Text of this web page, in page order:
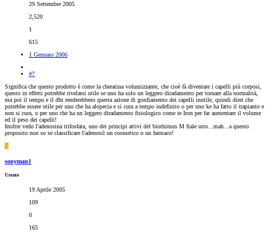
29 Settembre 2005
2,520
1
615
1 Gennaio 2006
#7
Significa che questo prodotto è come la cheratina volumizzante, che cioè fà diventare i capelli più corposi,
questo in effetti potrebbe rivelarsi utile se uno ha solo un leggero diradamento per tornare alla normalità,
ma poi il tempo e il dht renderebbero questa azione di gonfiamento dei capelli inutile, quindi direi che
potrebbe essere utile per uno che ha alopecia e si cura a tempo indefinito o per uno ke ha fatto il trapianto e
non si cura, o per uno che ha un leggero diradamento fisiologico come te Iron per far aumentare il volume
ed il peso dei capelli!
Inoltre vedo l'adenosina trifosfata, uno dei principi attivi del biothimus M fiale urto...mah...a questo
proposito non so se classificare l'adenosil un cosmetico o un farmaco!
S
sonyman1
Utente
19 Aprile 2005
109
0
165